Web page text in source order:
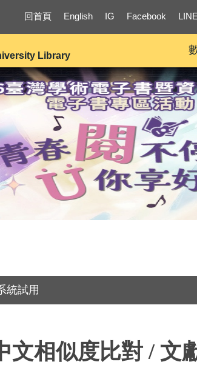
Library
回首頁 English IG Facebook LINE
統試用
文相似度比對 / 文